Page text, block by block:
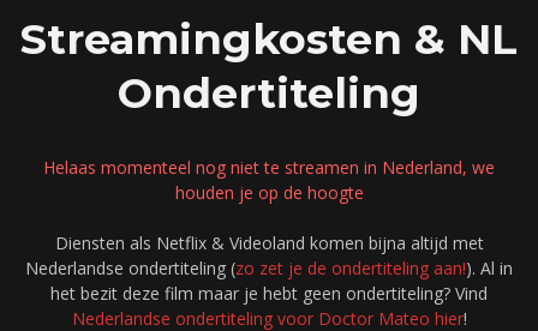
Streamingkosten & NL
Ondertiteling
Helaas momenteel nog niet te streamen in Nederland, we
houden je op de hoogte
Diensten als Netflix & Videoland komen bijna altijd met
Nederlandse ondertiteling (zo zet je de ondertiteling aan!). Al in
het bezit deze film maar je hebt geen ondertiteling? Vind
Nederlandse ondertiteling voor Doctor Mateo hier!